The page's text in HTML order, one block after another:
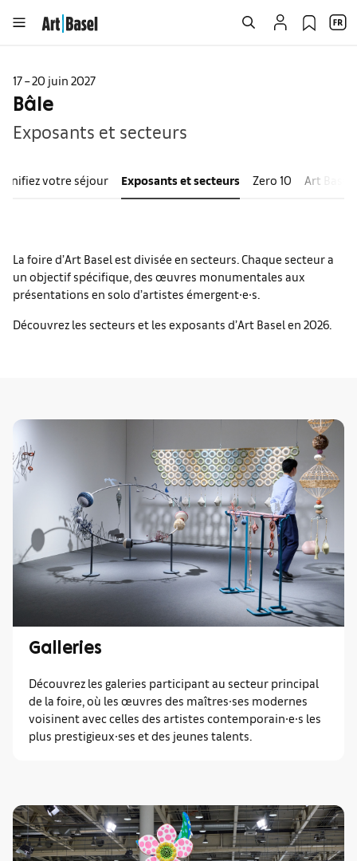
17 – 20 juin 2027
Bâle
Exposants et secteurs
votre séjour Exposants et secteurs Zero 10 Art Basel
La foire d’Art Basel est divisée en secteurs. Chaque secteur a
un objectif spécifique, des œuvres monumentales aux
présentations en solo d’artistes émergent∙e∙s.
Découvrez les secteurs et les exposants d’Art Basel en 2026.
Galleries
Découvrez les galeries participant au secteur principal
de la foire, où les œuvres des maîtres∙ses modernes
voisinent avec celles des artistes contemporain∙e∙s les
plus prestigieux∙ses et des jeunes talents.